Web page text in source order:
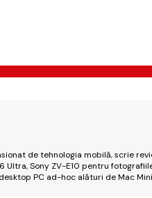
de tehnologia mobilă, scrie
Ultra, Sony ZV-E10 pentru
PC ad-hoc alături de Mac